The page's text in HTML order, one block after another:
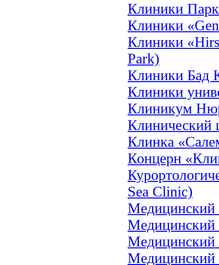
Клиники
Клиники
Клиники
Park)
Клиники Бад
Клиники
Клиникум
Клинический
Клинка
Концерн
Sea Clinic)
Медицинский
Медицинский
Медицинский
Медицинский